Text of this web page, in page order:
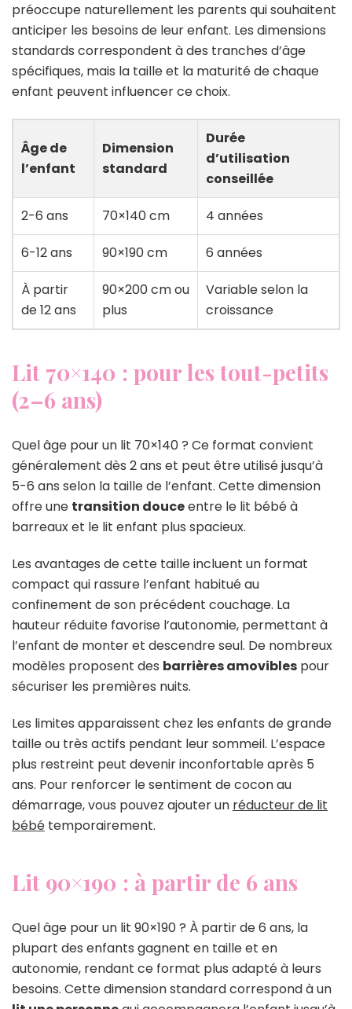
préoccupe naturellement les parents qui souhaitent
anticiper les besoins de leur enfant. Les dimensions
standards correspondent à des tranches d’âge
spécifiques, mais la taille et la maturité de chaque
enfant peuvent influencer ce choix.
Âge de
l’enfant
Dimension
standard
Durée
d’utilisation
conseillée
2-6 ans 70×140 cm 4 années
6-12 ans 90×190 cm 6 années
À partir
de 12 ans
90×200 cm ou
plus
Variable selon la
croissance
Lit 70×140 : pour les tout-petits
(2–6 ans)
Quel âge pour un lit 70×140 ? Ce format convient
généralement dès 2 ans et peut être utilisé jusqu’à
5-6 ans selon la taille de l’enfant. Cette dimension
offre une transition douceentre le lit bébé à
barreaux et le lit enfant plus spacieux.
Les avantages de cette taille incluent un format
compact qui rassure l’enfant habitué au
confinement de son précédent couchage. La
hauteur réduite favorise l’autonomie, permettant à
l’enfant de monter et descendre seul. De nombreux
modèles proposent des barrières amovibles pour
sécuriser les premières nuits.
Les limites apparaissent chez les enfants de grande
taille ou très actifs pendant leur sommeil. L’espace
plus restreint peut devenir inconfortable après 5
ans. Pour renforcer le sentiment de cocon au
démarrage, vous pouvez ajouter un réducteur de lit
bébé temporairement.
Lit 90×190 : à partir de 6 ans
Quel âge pour un lit 90×190 ? À partir de 6 ans, la
plupart des enfants gagnent en taille et en
autonomie, rendant ce format plus adapté à leurs
besoins. Cette dimension standard correspond à un